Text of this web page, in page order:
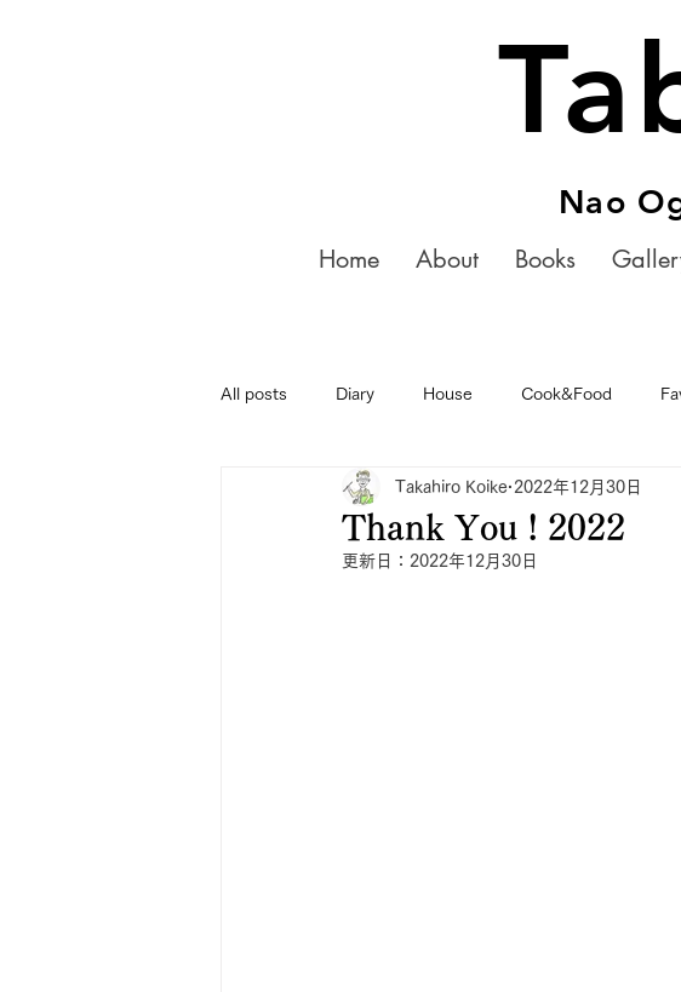
Nao
Home About Books
All posts Diary House Cook&Food
Thank You ! 2022
Takahiro Koike 2022年12月30日
更新日： 2022年12月30日